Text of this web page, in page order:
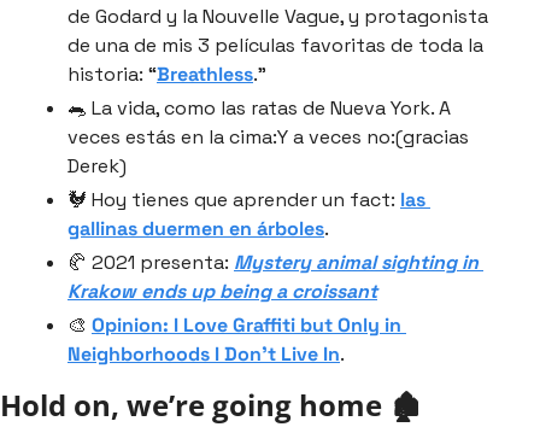
de Godard y la Nouvelle Vague, y protagonista
de una de mis 3 películas favoritas de toda la
historia: “Breathless.”
🐀 La vida, como las ratas de Nueva York. A
veces estás en la cima:Y a veces no:(gracias
Derek)
🐓 Hoy tienes que aprender un fact: las
gallinas duermen en árboles.
🥐 2021 presenta: Mystery animal sighting in
Krakow ends up being a croissant
🎨 Opinion: I Love Graffiti but Only in
Neighborhoods I Don’t Live In.
Hold on, we’re going home 🏚